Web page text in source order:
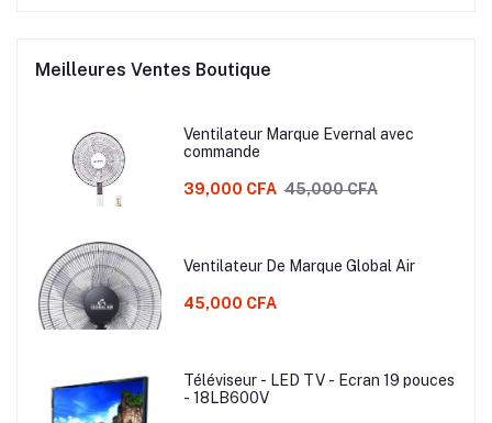
Meilleures Ventes Boutique
Ventilateur Marque Evernal avec
commande
39,000 CFA 45,000 CFA
Ventilateur De Marque Global Air
45,000 CFA
Téléviseur - LED TV - Ecran 19 pouces
- 18LB600V